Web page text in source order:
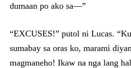
dumaan po ako sa—”
“EXCUSES!” putol ni Lucas.
sumabay sa oras ko, marami
magmaneho! Ikaw na nga lang